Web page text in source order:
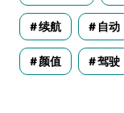
续航 自动
颜值 驾驶